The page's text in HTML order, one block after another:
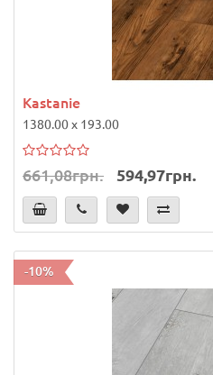
Kastanie
1380.00 x 193.00
661,08грн. 594,97грн.
-10%